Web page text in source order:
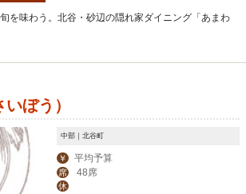
を味わう。北谷・砂辺の隠れ家ダイニング「あまわ
ぼう）
中部｜北谷町
￥ 平均予算
席 48席
休